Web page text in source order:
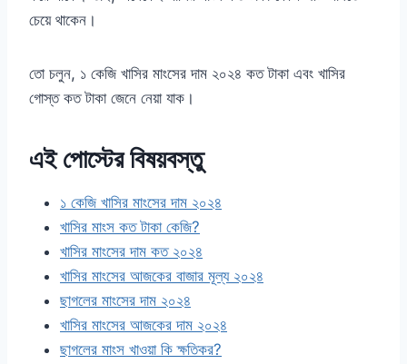
চেয়ে থাকেন।
তো চলুন, ১ কেজি খাসির মাংসের দাম ২০২৪ কত টাকা এবং খাসির
গোস্ত কত টাকা জেনে নেয়া যাক।
এই পোস্টের বিষয়বস্তু
১ কেজি খাসির মাংসের দাম ২০২৪
খাসির মাংস কত টাকা কেজি?
খাসির মাংসের দাম কত ২০২৪
খাসির মাংসের আজকের বাজার মূল্য ২০২৪
ছাগলের মাংসের দাম ২০২৪
খাসির মাংসের আজকের দাম ২০২৪
ছাগলের মাংস খাওয়া কি ক্ষতিকর?